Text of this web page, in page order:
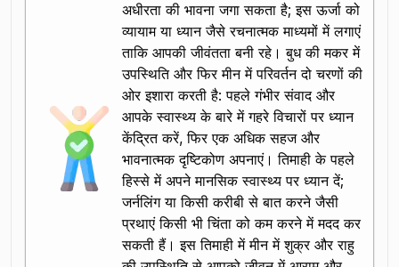
अधीरता की भावना जगा सकता है; इस ऊर्जा को
व्यायाम या ध्यान जैसे रचनात्मक माध्यमों में लगाएं
ताकि आपकी जीवंतता बनी रहे। बुध की मकर में
उपस्थिति और फिर मीन में परिवर्तन दो चरणों की
ओर इशारा करती है: पहले गंभीर संवाद और
आपके स्वास्थ्य के बारे में गहरे विचारों पर ध्यान
केंद्रित करें, फिर एक अधिक सहज और
भावनात्मक दृष्टिकोण अपनाएं। तिमाही के पहले
हिस्से में अपने मानसिक स्वास्थ्य पर ध्यान दें;
जर्नलिंग या किसी करीबी से बात करने जैसी
प्रथाएं किसी भी चिंता को कम करने में मदद कर
सकती हैं। इस तिमाही में मीन में शुक्र और राहु